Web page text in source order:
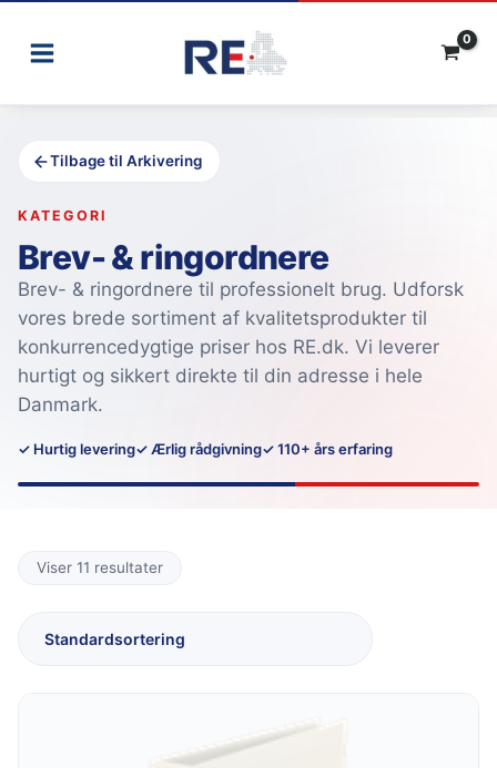
Tilbage til Arkivering
KATEGORI
Brev- & ringordnere
Brev- & ringordnere til professionelt brug. Udforsk
vores brede sortiment af kvalitetsprodukter til
konkurrencedygtige priser hos RE.dk. Vi leverer
hurtigt og sikkert direkte til din adresse i hele
Danmark.
✓ Hurtig levering✓ Ærlig rådgivning✓ 110+ års erfaring
Viser 11 resultater